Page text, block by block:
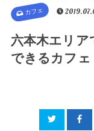
カフェ
六本木エリア
できるカフェ